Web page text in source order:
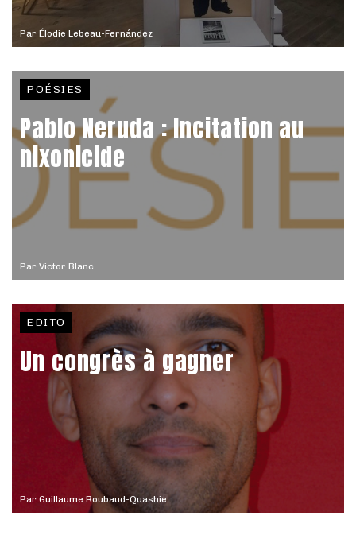
Par Élodie Lebeau-Fernández
Par Victor Blanc
POÉSIES
Pablo Neruda : Incitation au
nixonicide
Par Guillaume Roubaud-Quashie
EDITO
Un congrès à gagner